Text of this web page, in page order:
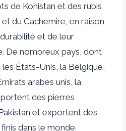
de Kohistan et des rubis
du Cachemire, en raison
et de leur
De nombreux pays, dont
États-Unis, la Belgique,
arabes unis, la
des pierres
et exportent des
dans le monde.